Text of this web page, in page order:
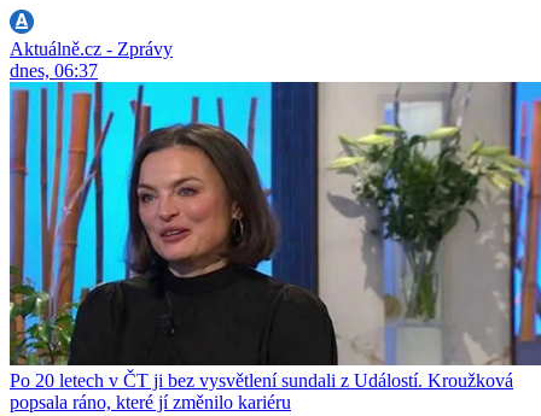
Aktuálně.cz - Zprávy
dnes, 06:37
Po 20 letech v ČT ji bez vysvětlení sundali z Událostí. Kroužková
popsala ráno, které jí změnilo kariéru